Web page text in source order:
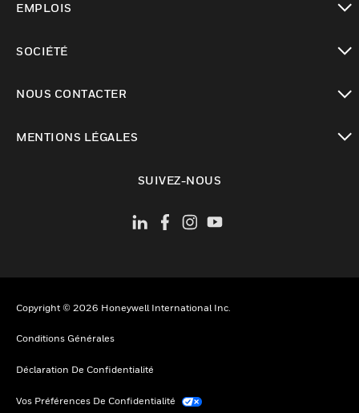
EMPLOIS
SOCIÉTÉ
NOUS CONTACTER
MENTIONS LÉGALES
SUIVEZ-NOUS
Copyright © 2026 Honeywell International Inc.
Conditions Générales
Déclaration De Confidentialité
Vos Préférences De Confidentialité